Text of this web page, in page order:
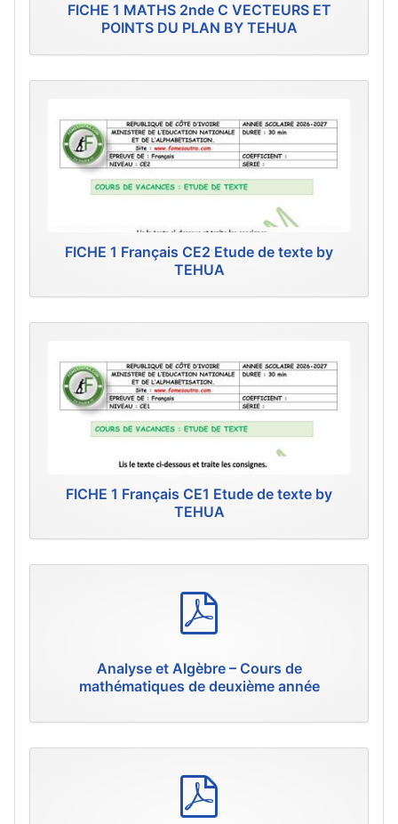
FICHE 1 MATHS 2nde C VECTEURS ET
POINTS DU PLAN BY TEHUA
FICHE 1 Français CE2 Etude de texte by
TEHUA
FICHE 1 Français CE1 Etude de texte by
TEHUA
Analyse et Algèbre – Cours de
mathématiques de deuxième année